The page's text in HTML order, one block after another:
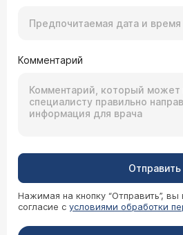
Комментарий
Отправить
Нажимая на кнопку “Отправить”,
согласие с условиями обработки